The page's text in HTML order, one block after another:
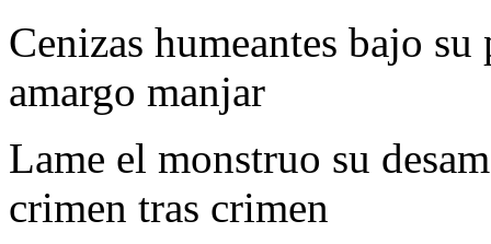
Cenizas humeantes bajo
amargo manjar
Lame el monstruo su
crimen tras crimen